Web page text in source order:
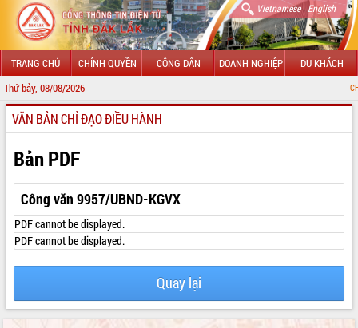
Vietnamese| English
TRANG CHỦ CHÍNH QUYỀN CÔNG DÂN DOANH NGHIỆP DU KHÁCH
Thứ bảy, 08/08/2026 CHÀO MỪNG
GIỚI THIỆU
LÃNH ĐẠO UBND TỈNH
TIN TỨC SỰ KIỆN
SỞ, BAN, NGÀNH
UBND CÁC XÃ, PHƯỜNG
HỆ THỐNG VĂN BẢN
VĂN BẢN CHỈ ĐẠO ĐIỀU HÀNH
Bản PDF
Công văn 9957/UBND-KGVX
PDF cannot be displayed.
PDF cannot be displayed.
Quay lại